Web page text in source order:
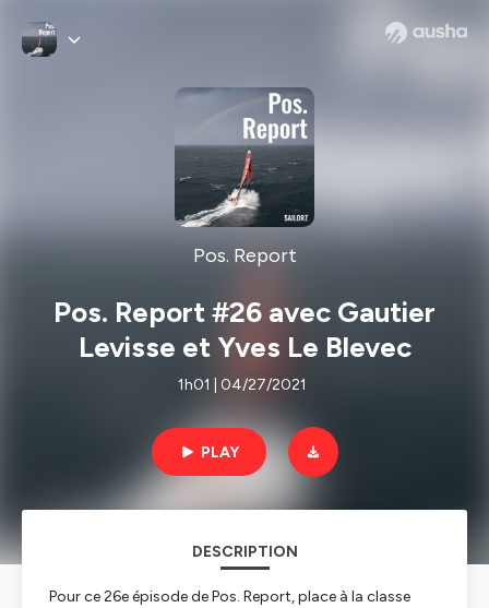
Pos. Report
Pos. Report #26 avec Gautier
Levisse et Yves Le Blevec
1h01 | 04/27/2021
PLAY
DESCRIPTION
Pour ce 26e épisode de Pos. Report, place à la classe